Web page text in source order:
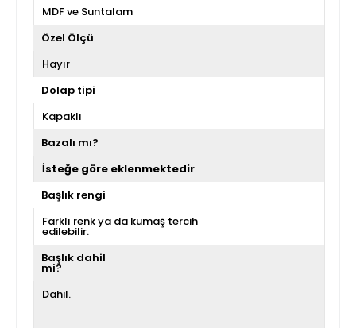
MDF ve Suntalam
Özel Ölçü
Hayır
Dolap tipi
Kapaklı
Bazalı mı?
İsteğe göre eklenmektedir
Başlık rengi
Farklı renk ya da kumaş tercih
edilebilir.
Başlık dahil
mi?
Dahil.